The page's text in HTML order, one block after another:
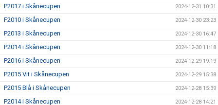
P2017 i Skånecupen 2024-12-31 10:31
F2010 i Skånecupen 2024-12-30 23:23
P2013 i Skånecupen 2024-12-30 16:47
P2014 i Skånecupen 2024-12-30 11:18
P2016 i Skånecupen 2024-12-29 19:19
P2015 Vit i Skånecupen 2024-12-29 15:38
P2015 Blå i Skånecupen 2024-12-28 15:39
P2014 i Skånecupen 2024-12-28 14:21